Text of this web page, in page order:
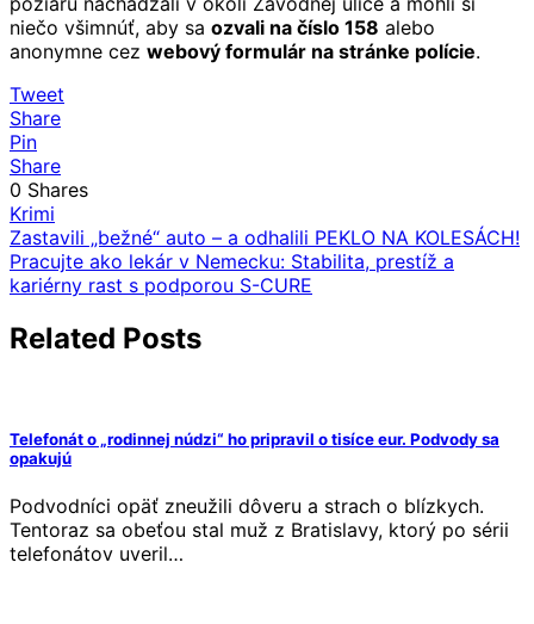
niečo všimnúť, aby sa ozvali na číslo 158 alebo
anonymne cez webový formulár na stránke polície.
Tweet
Share
Pin
Share
0 Shares
Krimi
Navigácia
v
Zastavili „bežné“ auto – a odhalili PEKLO NA KOLESÁCH!
Pracujte ako lekár v Nemecku: Stabilita, prestíž a
kariérny rast s podporou S-CURE
Related Posts
Telefonát o „rodinnej núdzi“ ho pripravil o tisíce eur. Podvody sa
opakujú
Podvodníci opäť zneužili dôveru a strach o blízkych.
Tentoraz sa obeťou stal muž z Bratislavy, ktorý po sérii
telefonátov uveril…